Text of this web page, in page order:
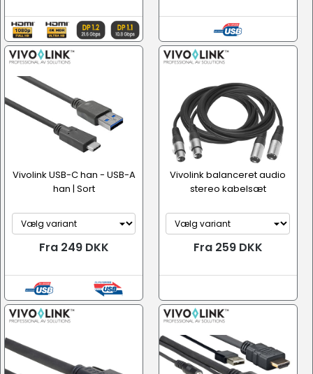
Vivolink USB-C han - USB-A
han | Sort
Fra 249 DKK
Vivolink balanceret audio
stereo kabelsæt
Fra 259 DKK